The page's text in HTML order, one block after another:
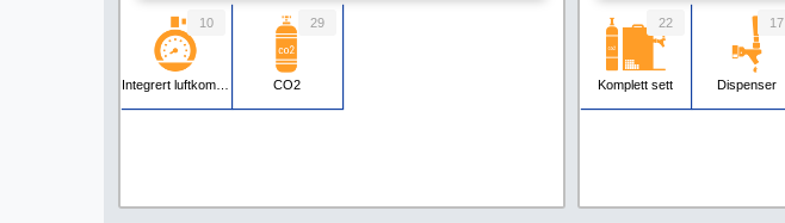
Integrert luftkompressor
10
CO2
29
Komplett sett
22
Dispenser
17